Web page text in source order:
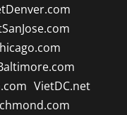
VietDC.net